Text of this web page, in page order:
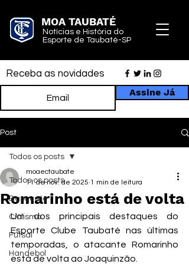
MOA TAUBATÉ
Notícias e História do
Esporte de Taubaté-SP
Receba as novidades
Assine Já
Post
Todos os posts
Basquete
Ciclismo
Futsal
Handebol
Todos os posts
Romarinho está de volta
moaectaubate
11 de nov. de 2025 1 min de leitura
Um dos principais destaques do
Esporte Clube Taubaté nas últimas
temporadas, o atacante Romarinho
está de volta ao Joaquinzão.